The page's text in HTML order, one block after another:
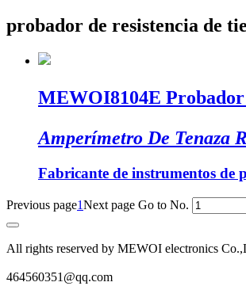
probador de resistencia de
MEWOI8104E
Amperímetro De Tenaza
Fabricante de instrumentos de
Previous page1Next page Go to No.
All rights reserved by MEWOI electronics
464560351@qq.com